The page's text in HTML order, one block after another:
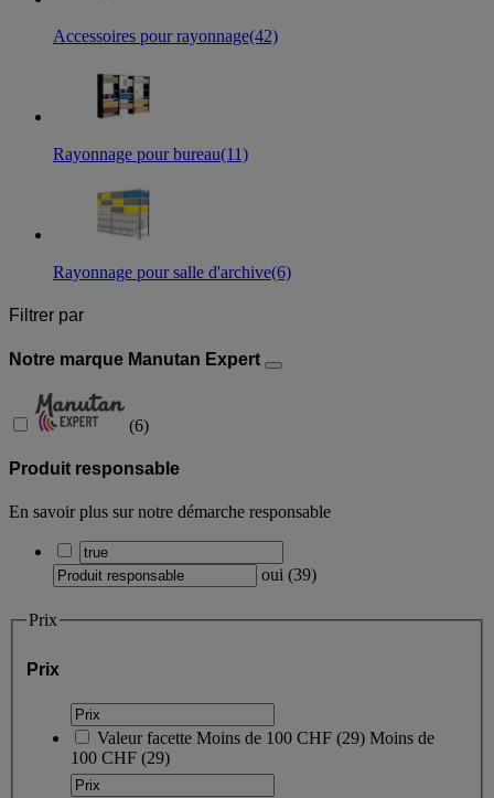
Accessoires pour rayonnage(42)
Rayonnage pour bureau(11)
Rayonnage pour salle d'archive(6)
Filtrer par
Notre marque Manutan Expert
(6)
Produit responsable
En savoir plus sur notre démarche responsable
oui (39)
Prix
Prix
Valeur facette Moins de 100 CHF (29) Moins de
100 CHF (29)